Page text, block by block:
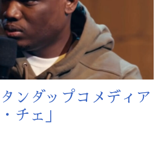
ンダップコメディア
チェ」